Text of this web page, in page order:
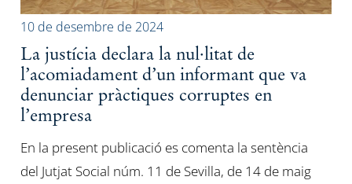
10 de desembre de 2024
La justícia declara la nul·litat de
l’acomiadament d’un informant que va
denunciar pràctiques corruptes en
l’empresa
En la present publicació es comenta la sentència
del Jutjat Social núm. 11 de Sevilla, de 14 de maig